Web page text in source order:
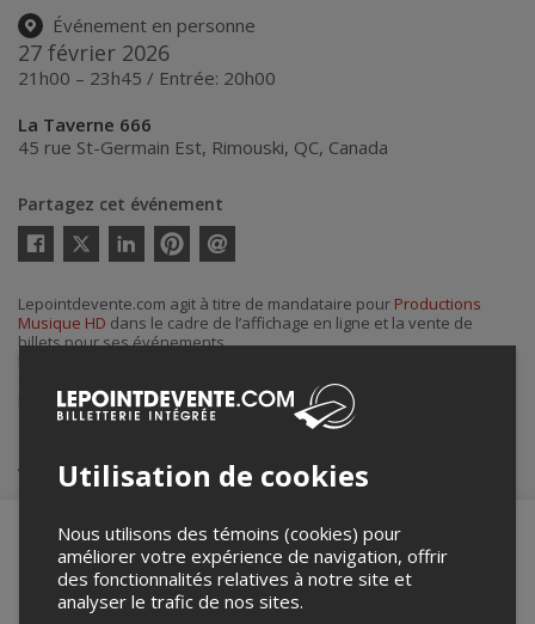
Événement en personne
27 février 2026
21h00 – 23h45 / Entrée: 20h00
La Taverne 666
45 rue St-Germain Est, Rimouski, QC, Canada
Partagez cet événement
Twitter
courriel
Lepointdevente.com agit à titre de mandataire pour Productions
Musique HD dans le cadre de l’affichage en ligne et la vente de
billets pour ses événements.
Productions Musique HD
philofsteel13@hotmail.com .
Achat de billets
Merci de confirmer que vous n'êtes pas un
Utilisation de cookies
Nous utilisons des témoins (cookies) pour
améliorer votre expérience de navigation, offrir
des fonctionnalités relatives à notre site et
analyser le trafic de nos sites.